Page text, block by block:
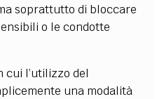
soprattutto di bloccare
o le condotte
l’utilizzo del
una modalità